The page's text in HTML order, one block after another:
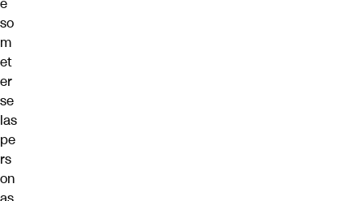
so
m
et
er
se
las
pe
rs
on